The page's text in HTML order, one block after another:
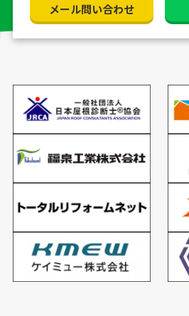
メール問い合わせ